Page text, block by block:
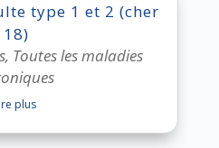
type 1 et 2 (cher
18)
, Toutes les maladies
plus